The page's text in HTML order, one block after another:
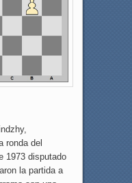
ronda del
1973 disputado
la partida a